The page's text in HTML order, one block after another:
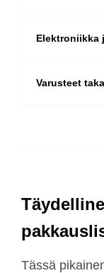
Varusteet
Täydellinen laskettelureissun
Tässä